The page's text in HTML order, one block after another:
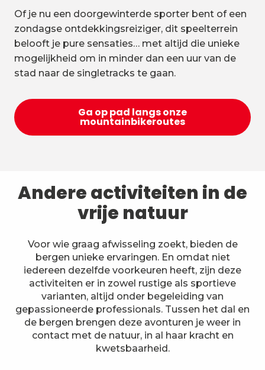
Of je nu een doorgewinterde sporter bent of een
zondagse ontdekkingsreiziger, dit speelterrein
belooft je pure sensaties… met altijd die unieke
mogelijkheid om in minder dan een uur van de
stad naar de singletracks te gaan.
Ga op pad langs onze
mountainbikeroutes
Andere activiteiten in de
vrije natuur
Voor wie graag afwisseling zoekt, bieden de
bergen unieke ervaringen. En omdat niet
iedereen dezelfde voorkeuren heeft, zijn deze
activiteiten er in zowel rustige als sportieve
varianten, altijd onder begeleiding van
gepassioneerde professionals. Tussen het dal en
de bergen brengen deze avonturen je weer in
contact met de natuur, in al haar kracht en
kwetsbaarheid.